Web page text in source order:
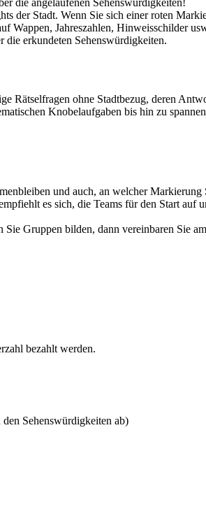
der Stadt. Wenn Sie sich einer roten
Wappen, Jahreszahlen, Hinweisschilder
die erkundeten Sehenswürdigkeiten.
Rätselfragen ohne Stadtbezug, deren
Knobelaufgaben bis hin zu
und auch, an welcher Markierung
es sich, die Teams für den Start auf
Gruppen bilden, dann vereinbaren Sie
bezahlt werden.
Sehenswürdigkeiten ab)